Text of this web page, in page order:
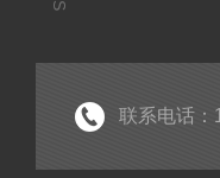
联系电话：